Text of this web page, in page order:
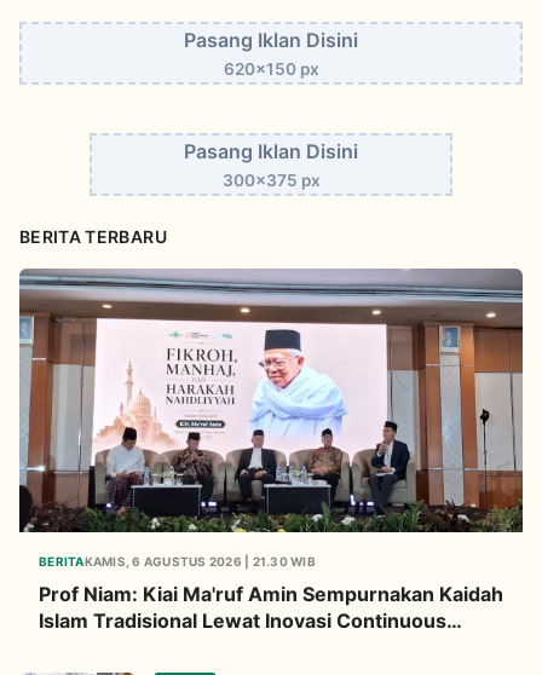
Pasang Iklan Disini
620x150 px
Pasang Iklan Disini
300x375 px
BERITA TERBARU
BERITAKAMIS, 6 AGUSTUS 2026 | 21.30 WIB
Prof Niam: Kiai Ma'ruf Amin Sempurnakan Kaidah
Islam Tradisional Lewat Inovasi Continuous